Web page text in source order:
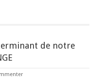
de notre